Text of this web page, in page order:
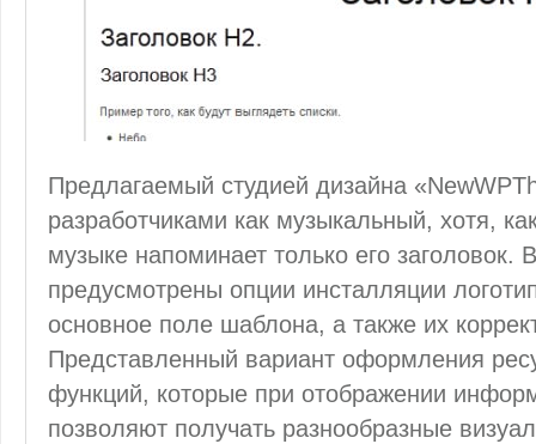
Предлагаемый студией дизайна
разработчиками как музыкальный, хотя,
музыке напоминает только его заголовок.
предусмотрены опции инсталляции
основное поле шаблона, а также их
Представленный вариант оформления
функций, которые при отображении
позволяют получать разнообразные